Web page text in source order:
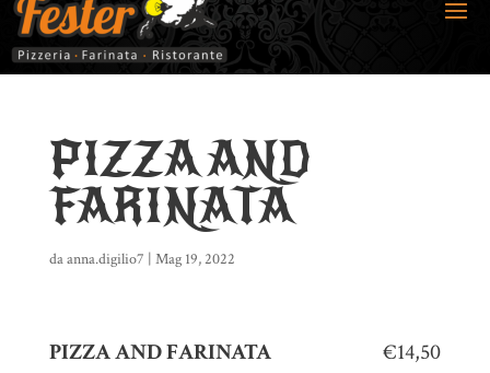
PIZZA AND
FARINATA
daanna.digilio7 | Mag 19, 2022
PIZZA AND FARINATA
€14,50